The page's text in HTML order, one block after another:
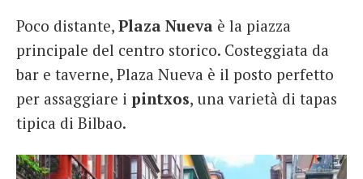
Poco distante, Plaza Nueva è la piazza
principale del centro storico. Costeggiata da
bar e taverne, Plaza Nueva è il posto perfetto
per assaggiare i pintxos, una varietà di tapas
tipica di Bilbao.